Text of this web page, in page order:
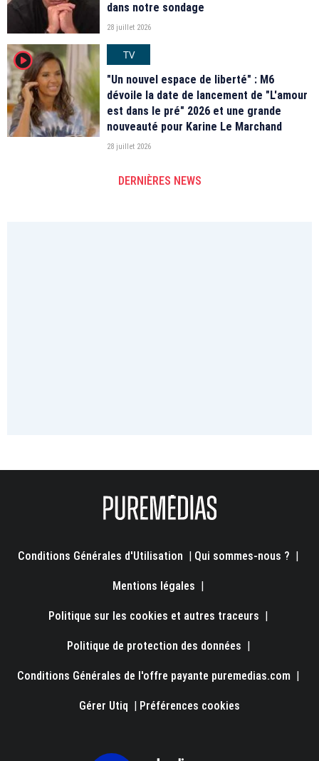
dans notre sondage
28 juillet 2026
player2
TV
"Un nouvel espace de liberté" : M6
dévoile la date de lancement de "L'amour
est dans le pré" 2026 et une grande
nouveauté pour Karine Le Marchand
28 juillet 2026
DERNIÈRES NEWS
Conditions Générales d'Utilisation Qui sommes-nous ?
Mentions légales
Politique sur les cookies et autres traceurs
Politique de protection des données
Conditions Générales de l'offre payante puremedias.com
Gérer Utiq Préférences cookies